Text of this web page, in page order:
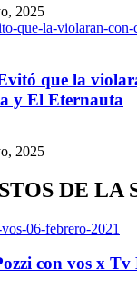
2025
que la
y El Eternauta
2025
DE LA
con vos x